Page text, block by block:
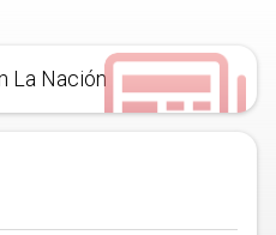
La Nación